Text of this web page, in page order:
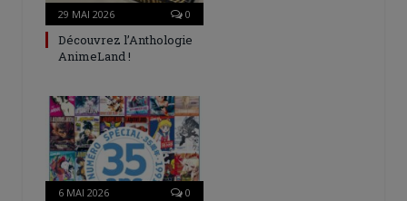
29 MAI 2026 0
Découvrez l’Anthologie
AnimeLand !
6 MAI 2026 0